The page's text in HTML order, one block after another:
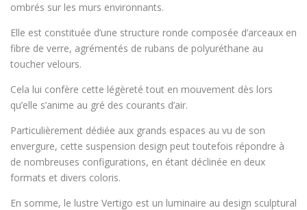
ombrés sur les murs environnants.
Elle est constituée d’une structure ronde composée d’arceaux en
fibre de verre, agrémentés de rubans de polyuréthane au
toucher velours.
Cela lui confère cette légèreté tout en mouvement dès lors
qu’elle s’anime au gré des courants d’air.
Particulièrement dédiée aux grands espaces au vu de son
envergure, cette suspension design peut toutefois répondre à
de nombreuses configurations, en étant déclinée en deux
formats et divers coloris.
En somme, le lustre Vertigo est un luminaire au design sculptural